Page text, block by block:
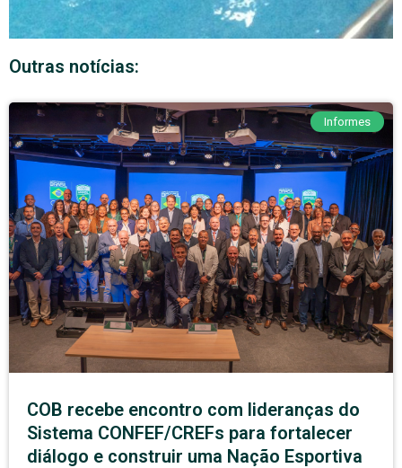
Outras notícias:
Informes
COB recebe encontro com lideranças do
Sistema CONFEF/CREFs para fortalecer
diálogo e construir uma Nação Esportiva